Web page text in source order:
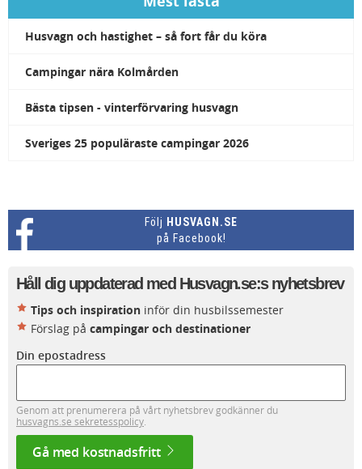
Husvagn och hastighet – så fort får du köra
Campingar nära Kolmården
Bästa tipsen - vinterförvaring husvagn
Sveriges 25 populäraste campingar 2026
Följ HUSVAGN.SE
på Facebook!
Håll dig uppdaterad med Husvagn.se:s nyhetsbrev
Tips och inspiration inför din husbilssemester
Förslag på campingar och destinationer
Din epostadress
Genom att prenumerera på vårt nyhetsbrev godkänner du
husvagns.se sekretesspolicy
Gå med kostnadsfritt